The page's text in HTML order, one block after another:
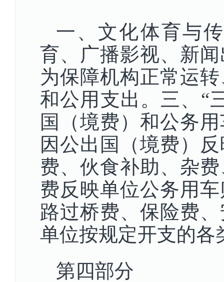
一、文化体育与
育、广播影视、新
为保障机构正常运
和公用支出。三、“
国（境费）和公务
因公出国（境费）
费、伙食补助、杂
费反映单位公务用
路过桥费、保险费
单位按规定开支的各
第四部分